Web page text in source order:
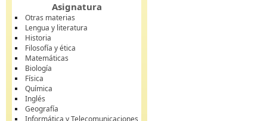
Asignatura
Otras materias
Lengua y literatura
Historia
Filosofía y ética
Matemáticas
Biología
Física
Química
Inglés
Geografía
Informática y Telecomunicaciones